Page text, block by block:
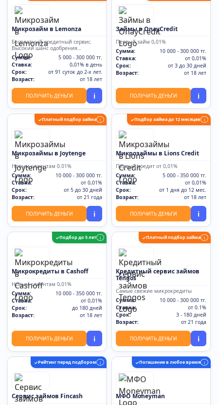
Микрозайм в Lemonza
Бесплатный кредитный сервис.
Высокий шанс одобрения
одобрения. Рекомендуем!
Сумма:
5 000 - 300 000 тг.
Ставка:
0,01% в день
Срок:
от 91 суток до 2-х лет.
Возраст:
от 18 лет
ПОЛУЧИТЬ ДЕНЬГИ i
Займы в OnayCredit
Первый займ 0,01%
Сумма:
10 000 - 300 000 тг.
Ставка:
от 0,01%
Срок:
от 3 до 30 дней
Возраст:
от 18 лет
ПОЛУЧИТЬ ДЕНЬГИ i
✓Платный подбор займа i
Микрозаймы в Joytenge
Новым клиентам 0.01%
Сумма:
10 000 - 300 000 тг.
Ставка:
от 0,01%
Срок:
от 5 до 30 дней
Возраст:
от 21 года
ПОЛУЧИТЬ ДЕНЬГИ i
✓Подбор займа до 12 месяцев i
Микрозаймы в Lions Credit
Первый кредит от 0,01%
Сумма:
5 000 - 350 000 тг.
Ставка:
от 0,01%
Срок:
от 1 дня до 12 мес.
Возраст:
от 18 лет
ПОЛУЧИТЬ ДЕНЬГИ i
✓Подбор до 5 лет i
Микрокредиты в Cashoff
Новым клиентам 0,01%
Сумма:
10 000 - 350 000 тг.
Ставка:
от 0,01%
Срок:
до 180 дней
Возраст:
от 18 лет
ПОЛУЧИТЬ ДЕНЬГИ i
✓Платный подбор займа i
Кредитный сервис займов
Tengos
Самые свежие микрокредиты
Сумма:
10 000 - 300 000 тг.
Ставка:
от 0.1%
Срок:
3 - 180 дней
Возраст:
от 21 года
ПОЛУЧИТЬ ДЕНЬГИ i
✓Рейтинг перед подбором i
Сервис займов Fincash
✓Погашение в любое время i
МФО Moneyman